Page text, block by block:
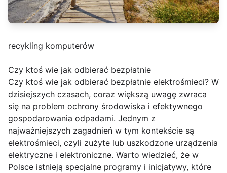
recykling komputerów
Czy ktoś wie jak odbierać bezpłatnie
Czy ktoś wie jak odbierać bezpłatnie elektrośmieci? W
dzisiejszych czasach, coraz większą uwagę zwraca
się na problem ochrony środowiska i efektywnego
gospodarowania odpadami. Jednym z
najważniejszych zagadnień w tym kontekście są
elektrośmieci, czyli zużyte lub uszkodzone urządzenia
elektryczne i elektroniczne. Warto wiedzieć, że w
Polsce istnieją specjalne programy i inicjatywy, które